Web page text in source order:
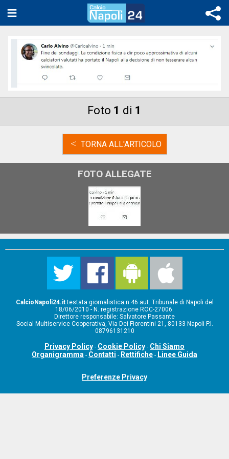
Foto 1 di 1
< TORNA ALL'ARTICOLO
FOTO ALLEGATE
CalcioNapoli24.ittestata giornalistica n.46 aut. Tribunale di Napoli del
18/06/2010 - N. registrazione ROC-27006.
Direttore responsabile: Salvatore Passante
Social Multiservice Cooperativa, Via Dei Fiorentini 21, 80133 Napoli P.I.
08796131210
Privacy Policy - Cookie Policy - Chi Siamo
Organigramma - Contatti - Rettifiche - Linee Guida
Preferenze Privacy